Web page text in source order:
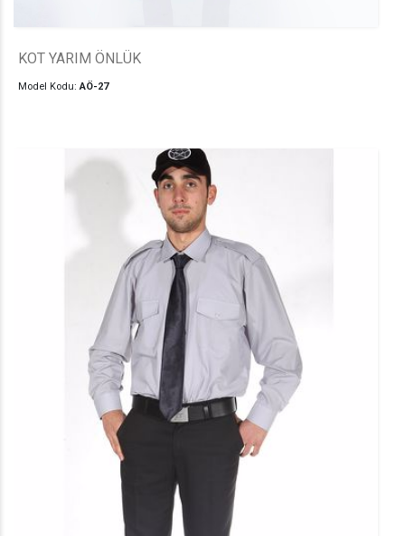
KOT YARIM ÖNLÜK
Model Kodu:AÖ-27